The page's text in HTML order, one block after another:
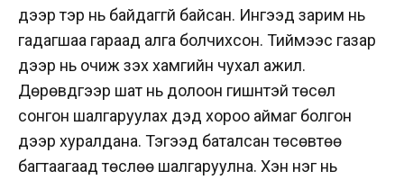
дээр тэр нь байдаггүй байсан. Ингээд зарим нь
гадагшаа гараад алга болчихсон. Тиймээс газар
дээр нь очиж үзэх хамгийн чухал ажил.
Дөрөвдүгээр шат нь долоон гишүүнтэй төсөл
сонгон шалгаруулах дэд хороо аймаг болгон
дээр хуралдана. Тэгээд баталсан төсөвтөө
багтаагаад төслөө шалгаруулна. Хэн нэг нь